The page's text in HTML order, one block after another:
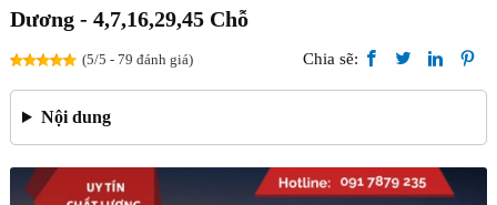
Dương - 4,7,16,29,45 Chỗ
(5/5 - 79 đánh giá) Chia sẽ:
Nội dung